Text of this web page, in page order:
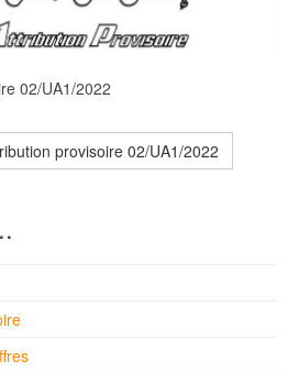
02/UA1/2022
provisoire 02/UA1/2022